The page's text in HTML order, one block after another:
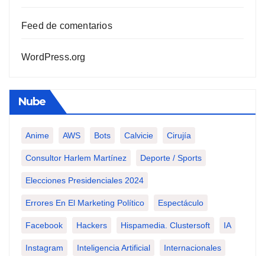
Feed de comentarios
WordPress.org
Nube
Anime AWS Bots Calvicie Cirujía
Consultor Harlem Martínez Deporte / Sports
Elecciones Presidenciales 2024
Errores En El Marketing Político Espectáculo
Facebook Hackers Hispamedia. Clustersoft IA
Instagram Inteligencia Artificial Internacionales